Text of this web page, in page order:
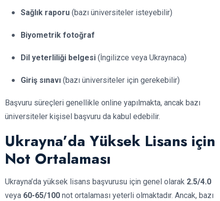
Sağlık raporu (bazı üniversiteler isteyebilir)
Biyometrik fotoğraf
Dil yeterliliği belgesi (İngilizce veya Ukraynaca)
Giriş sınavı (bazı üniversiteler için gerekebilir)
Başvuru süreçleri genellikle online yapılmakta, ancak bazı
üniversiteler kişisel başvuru da kabul edebilir.
Ukrayna’da Yüksek Lisans için
Not Ortalaması
Ukrayna’da yüksek lisans başvurusu için genel olarak 2.5/4.0
veya 60-65/100 not ortalaması yeterli olmaktadır. Ancak, bazı